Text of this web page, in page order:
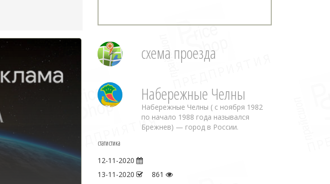
схема проезда
Набережные Челны
Набережные Челны ( с ноября 1982
по начало 1988 года назывался
Брежнев) — город в России.
статистика
12-11-2020
13-11-2020
861